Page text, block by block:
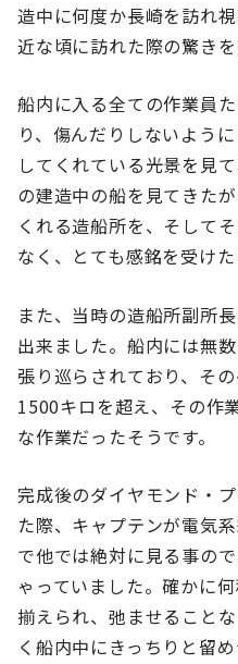
造中に何度か長崎を訪れ
近な頃に訪れた際の驚きを
船内に入る全ての作業員
り、傷んだりしないよう
してくれている光景を見
の建造中の船を見てきた
くれる造船所を、そして
なく、とても感銘を受けた
また、当時の造船所副所
出来ました。船内には無
張り巡らされており、そ
1500キロを超え、その作
な作業だったそうです。
完成後のダイヤモンド・
た際、キャプテンが電気
で他では絶対に見る事の
ゃっていました。確かに
揃えられ、弛ませること
く船内中にきっちりと留